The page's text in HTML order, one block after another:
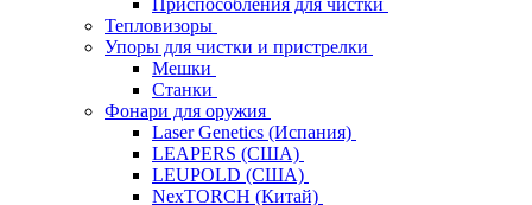
Приспособления для чистки
Тепловизоры
Упоры для чистки и пристрелки
Мешки
Станки
Фонари для оружия
Laser Genetics (Испания)
LEAPERS (США)
LEUPOLD (США)
NexTORCH (Китай)